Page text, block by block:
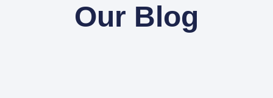
Our Blog